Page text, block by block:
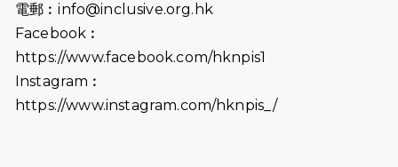
2025-06-09
《猛龍傳之誰怕誰》電影欣賞 - 感謝
生，GBS，JP出席
2025-06-06
《為你喝采陳百強歌迷會》慷慨贊助
38張門票欣賞香港中樂團 X 陳百強 —
電郵︰info@inclusive.org.hk
Facebook︰
https://www.facebook.com/hknpis1
Instagram︰
https://www.instagram.com/hknpis_/